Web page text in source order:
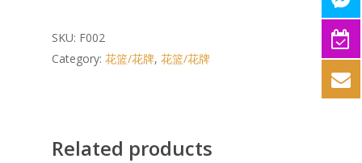
SKU: F002
Category: 花篮/花牌, 花篮/花牌
Related products